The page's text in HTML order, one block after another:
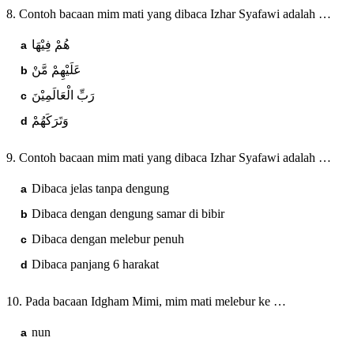
8. Contoh bacaan mim mati yang dibaca Izhar Syafawi adalah …
هُمْ فِيْهَا
عَلَيْهِمْ مَّنْ
رَبِّ الْعَالَمِيْنَ
وَتَرَكَهُمْ
9. Contoh bacaan mim mati yang dibaca Izhar Syafawi adalah …
Dibaca jelas tanpa dengung
Dibaca dengan dengung samar di bibir
Dibaca dengan melebur penuh
Dibaca panjang 6 harakat
10. Pada bacaan Idgham Mimi, mim mati melebur ke …
nun